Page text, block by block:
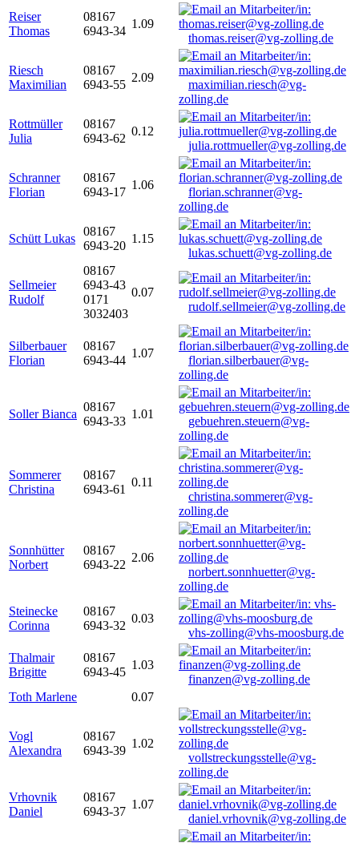
Reiser
Thomas
08167
6943-34
1.09
thomas.reiser@vg-zolling.de
Riesch
Maximilian
08167
6943-55
2.09
maximilian.riesch@vg-
zolling.de
Rottmüller
Julia
08167
6943-62
0.12
julia.rottmueller@vg-zolling.de
Schranner
Florian
08167
6943-17
1.06
florian.schranner@vg-
zolling.de
Schütt Lukas
08167
6943-20
1.15
lukas.schuett@vg-zolling.de
Sellmeier
Rudolf
08167
6943-43
0171
3032403
0.07
rudolf.sellmeier@vg-zolling.de
Silberbauer
Florian
08167
6943-44
1.07
florian.silberbauer@vg-
zolling.de
Soller Bianca
08167
6943-33
1.01
gebuehren.steuern@vg-
zolling.de
Sommerer
Christina
08167
6943-61
0.11
christina.sommerer@vg-
zolling.de
Sonnhütter
Norbert
08167
6943-22
2.06
norbert.sonnhuetter@vg-
zolling.de
Steinecke
Corinna
08167
6943-32
0.03
vhs-zolling@vhs-moosburg.de
Thalmair
Brigitte
08167
6943-45
1.03
finanzen@vg-zolling.de
Toth Marlene
0.07
Vogl
Alexandra
08167
6943-39
1.02
vollstreckungsstelle@vg-
zolling.de
Vrhovnik
Daniel
08167
6943-37
1.07
daniel.vrhovnik@vg-zolling.de